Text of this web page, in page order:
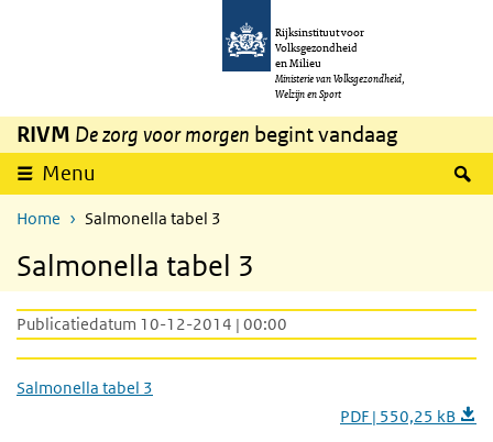
Overslaan en naar de inhoud gaan
Rijksinstituut voor
Volksgezondheid
en Milieu
Ministerie van Volksgezondheid,
Welzijn en Sport
RIVM De zorg voor morgen begint vandaag
Menu
Home Salmonella tabel 3
Salmonella tabel 3
Publicatiedatum 10-12-2014 | 00:00
Salmonella tabel 3
PDF | 550,25 kB